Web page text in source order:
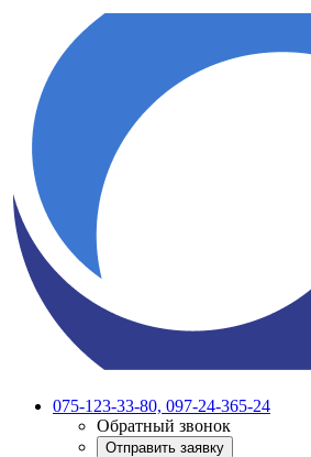
075-123-33-80, 097-24-365-24
Обратный звонок
Отправить заявку